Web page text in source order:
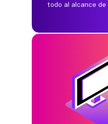
todo al alcance de